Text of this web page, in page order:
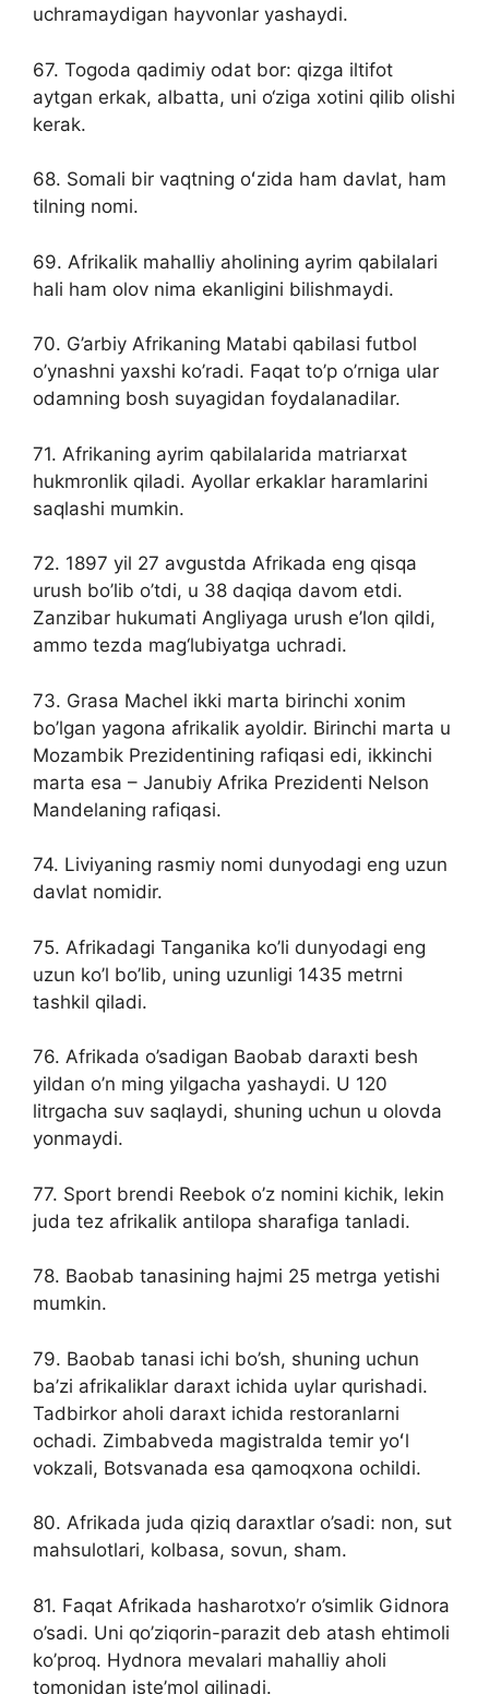
uchramaydigan hayvonlar yashaydi.
67. Togoda qadimiy odat bor: qizga iltifot
aytgan erkak, albatta, uni o‘ziga xotini qilib olishi
kerak.
68. Somali bir vaqtning oʻzida ham davlat, ham
tilning nomi.
69. Afrikalik mahalliy aholining ayrim qabilalari
hali ham olov nima ekanligini bilishmaydi.
70. G’arbiy Afrikaning Matabi qabilasi futbol
o’ynashni yaxshi ko’radi. Faqat to’p o’rniga ular
odamning bosh suyagidan foydalanadilar.
71. Afrikaning ayrim qabilalarida matriarxat
hukmronlik qiladi. Ayollar erkaklar haramlarini
saqlashi mumkin.
72. 1897 yil 27 avgustda Afrikada eng qisqa
urush bo’lib o’tdi, u 38 daqiqa davom etdi.
Zanzibar hukumati Angliyaga urush e’lon qildi,
ammo tezda mag‘lubiyatga uchradi.
73. Grasa Machel ikki marta birinchi xonim
bo’lgan yagona afrikalik ayoldir. Birinchi marta u
Mozambik Prezidentining rafiqasi edi, ikkinchi
marta esa – Janubiy Afrika Prezidenti Nelson
Mandelaning rafiqasi.
74. Liviyaning rasmiy nomi dunyodagi eng uzun
davlat nomidir.
75. Afrikadagi Tanganika ko’li dunyodagi eng
uzun ko’l bo’lib, uning uzunligi 1435 metrni
tashkil qiladi.
76. Afrikada o’sadigan Baobab daraxti besh
yildan o’n ming yilgacha yashaydi. U 120
litrgacha suv saqlaydi, shuning uchun u olovda
yonmaydi.
77. Sport brendi Reebok o’z nomini kichik, lekin
juda tez afrikalik antilopa sharafiga tanladi.
78. Baobab tanasining hajmi 25 metrga yetishi
mumkin.
79. Baobab tanasi ichi bo’sh, shuning uchun
ba’zi afrikaliklar daraxt ichida uylar qurishadi.
Tadbirkor aholi daraxt ichida restoranlarni
ochadi. Zimbabveda magistralda temir yoʻl
vokzali, Botsvanada esa qamoqxona ochildi.
80. Afrikada juda qiziq daraxtlar o’sadi: non, sut
mahsulotlari, kolbasa, sovun, sham.
81. Faqat Afrikada hasharotxo’r o’simlik Gidnora
o’sadi. Uni qo’ziqorin-parazit deb atash ehtimoli
ko’proq. Hydnora mevalari mahalliy aholi
tomonidan iste’mol qilinadi.